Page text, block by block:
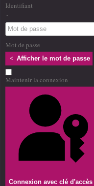
Identifiant
Mot de passe
Afficher le mot de passe
Maintenir la connexion
Connexion avec clé d'accès